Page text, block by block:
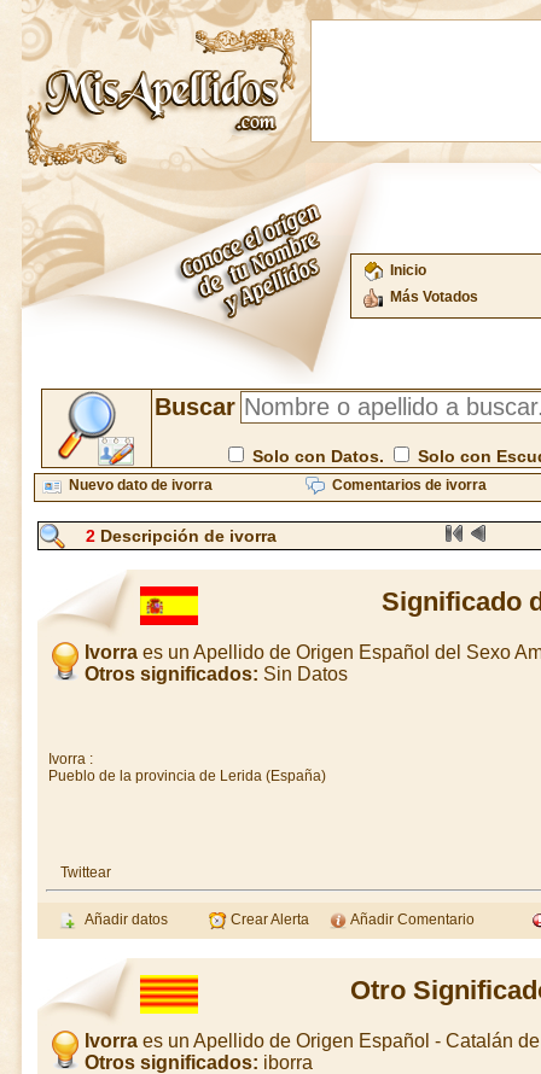
Inicio
Más Votados
Buscar
Solo con Datos. Solo con
Nuevo dato de ivorra Comentarios de ivorra
2 Descripción de ivorra
Significado
Ivorraes un Apellido de Origen Español del Sexo
Otros significados: Sin Datos
Ivorra :
Pueblo de la provincia de Lerida (España)
Twittear
Añadir datos Crear Alerta Añadir Comentario
Otro
Ivorraes un Apellido de Origen Español - Catalán
Otros significados: iborra